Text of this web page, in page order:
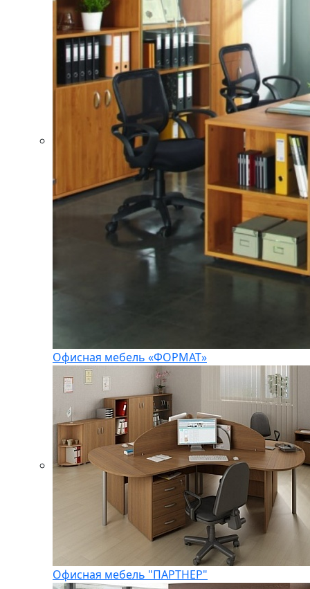
Офисная мебель «ФОРМАТ»
Офисная мебель "ПАРТНЕР"